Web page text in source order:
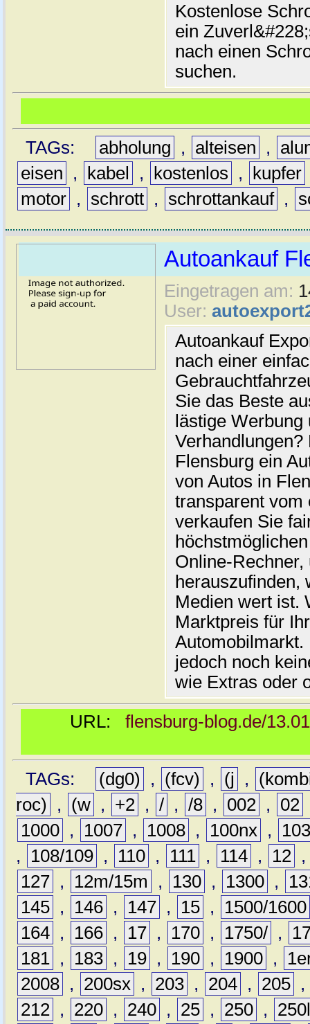
Kostenlose
ein
nach einen
suchen.
TAGs: abholung , alteisen ,
eisen
, kabel , kostenlos , kupfer
motor , schrott , schrottankauf ,
Autoankauf
Eingetragen am:
User:
Autoankauf
nach einer
Sie das Beste
lästige
Flensburg ein
von Autos in
transparent vom
verkaufen Sie
Online-
herauszufinden,
Medien wert ist.
Marktpreis für
jedoch noch
wie Extras oder
URL: flensburg-blog.de/
TAGs: (dg0) , (fcv) , (j ,
roc)
, (w , +2 , / , /8 , 002 , 02
1000 , 1007 , 1008 , 100nx ,
,
108/109 , 110 , 111 , 114 , 12
127 , 12m/15m , 130 , 1300 ,
145 , 146 , 147 , 15 ,
1500/1600
164 , 166 , 17 , 170 , 1750/ ,
181 , 183 , 19 , 190 , 1900 ,
2008 , 200sx , 203 , 204 , 205 ,
212 , 220 , 240 , 25 , 250 ,